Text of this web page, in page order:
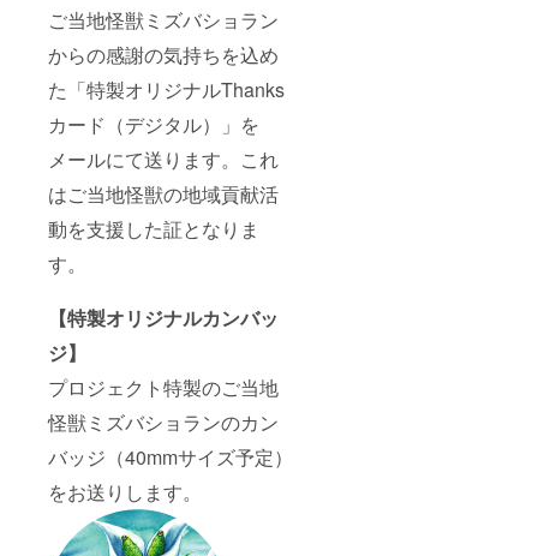
ご当地怪獣ミズバショラン
からの感謝の気持ちを込め
た「特製オリジナルThanks
カード（デジタル）」を
メールにて送ります。これ
はご当地怪獣の地域貢献活
動を支援した証となりま
す。
【特製オリジナルカンバッ
ジ】
プロジェクト特製のご当地
怪獣ミズバショランのカン
バッジ（40mmサイズ予定）
をお送りします。